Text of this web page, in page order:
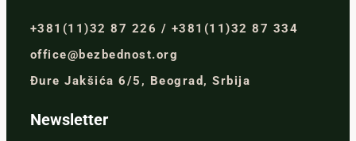
+381(11)32 87 226 / +381(11)32 87 334
office@bezbednost.org
Đure Jakšića 6/5, Beograd, Srbija
Newsletter